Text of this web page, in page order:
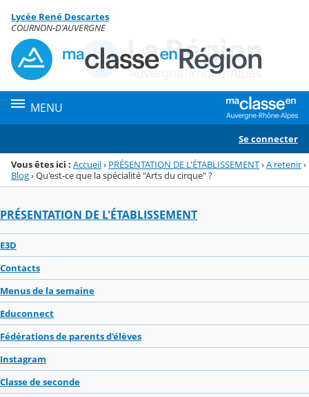
Menu de la rubrique
Contenu
Lycée René Descartes
COURNON-D'AUVERGNE
MENU
Se connecter
Vous êtes ici : Accueil› PRÉSENTATION DE L'ÉTABLISSEMENT›A retenir›
Blog›Qu'est-ce que la spécialité "Arts du cirque" ?
PRÉSENTATION DE L'ÉTABLISSEMENT
E3D
Contacts
Menus de la semaine
Educonnect
Fédérations de parents d'élèves
Instagram
Classe de seconde